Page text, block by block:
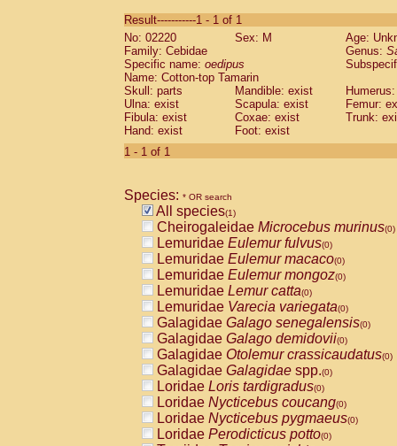
CebidaeSaguinus labiatus(0)
Cebidae Saguinus leucopus (0)
Cebidae
CebidaeSaguinus mystax
Cebidae Saguinus nigricollis (0)
Cebidae Saguinus oedipus
Cebidae Saguinus weddelli
Cebidae Saguinusspp.
Cebidae
CebidaeCebus capucinus
CebidaeCebus nigrivittatus
CebidaeCebus spp.(0)
CebidaeSaimiri boliviensis(0)
CebidaeSaimiri sciureus(0)
AtelidaeAlouatta caraya(0)
AtelidaeAlouatta fusca(0)
AtelidaeAlouatta seniculus(0)
AtelidaeAlouattaspp.(0)
AtelidaeAteles belzebuth(0)
AtelidaeAteles geoffroyi(0)
AtelidaeAteles paniscus(0)
AtelidaeAtelesspp.(0)
AtelidaeLagothrix lagothricha(0)
AtelidaeLagothrix lagothricha cana
PitheciidaeCacajao calvus
Result-----------1 - 1 of 1
No: 02220
Sex: M
Age:
Family: Cebidae
Genus:
Specific name: oedipus
Name: Cotton-top Tamarin
Skull: parts
Mandible: exist
Ulna: exist
Scapula: exist
Femur:
Fibula: exist
Coxae: exist
Trunk:
Hand: exist
Foot: exist
1 - 1 of 1
Species: * OR search
All species(1)
Cheirogaleidae Microcebus murinus(0)
Lemuridae Eulemur fulvus(0)
Lemuridae Eulemur macaco(0)
Lemuridae Eulemur mongoz(0)
Lemuridae Lemur catta(0)
Lemuridae Varecia variegata(0)
Galagidae Galago senegalensis(0)
Galagidae Galago demidovii(0)
Galagidae Otolemur crassicaudatus(0)
Galagidae Galagidae spp.(0)
Loridae Loris tardigradus(0)
Loridae Nycticebus coucang(0)
Loridae Nycticebus pygmaeus(0)
Loridae Perodicticus potto(0)